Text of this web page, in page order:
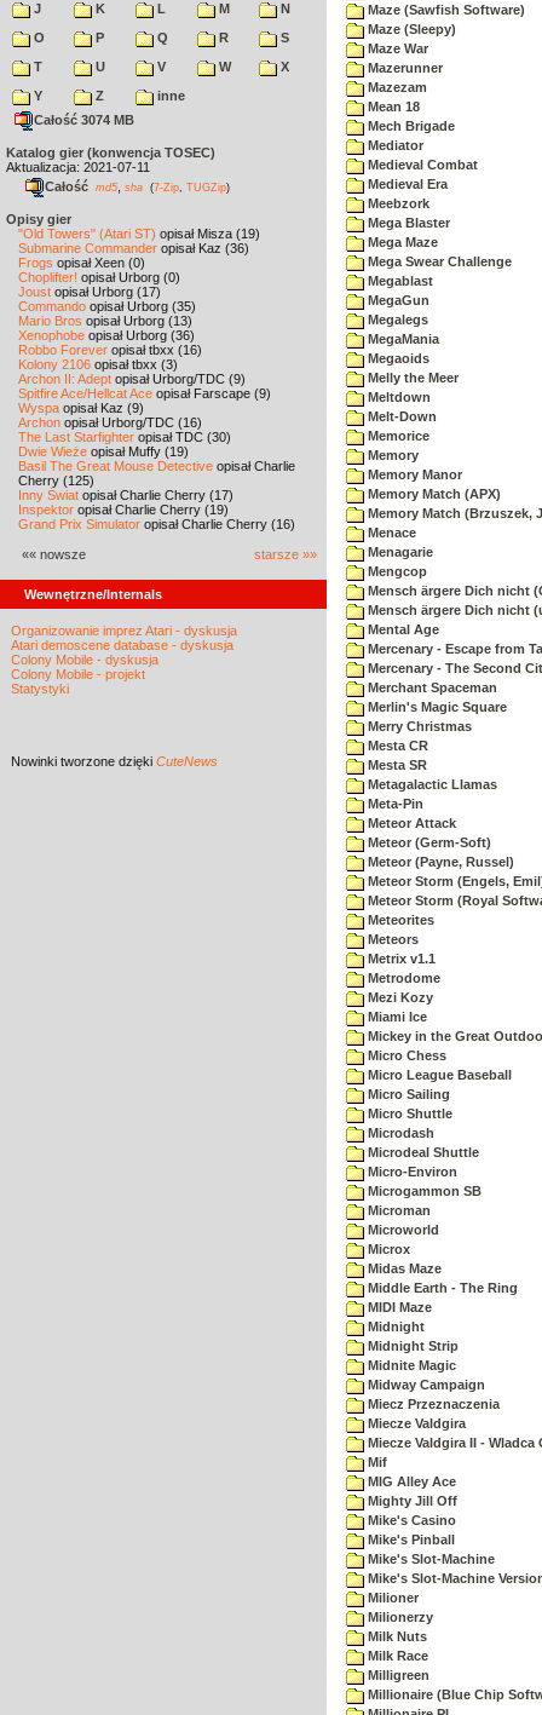
J
K L M
N
O
P Q R
S
T
U V W
X
Y
Z
inne
Całość 3074 MB
Katalog gier (konwencja TOSEC)
Aktualizacja: 2021-07-11
Całość md5 sha (7-Zip TUGZip)
Opisy gier
"Old Towers" (Atari ST) opisał Misza (19)
Submarine Commander opisał Kaz (36)
Frogs opisał Xeen (0)
Choplifter! opisał Urborg (0)
Joust opisał Urborg (17)
Commando opisał Urborg (35)
Mario Bros opisał Urborg (13)
Xenophobe opisał Urborg (36)
Robbo Forever opisał tbxx (16)
Kolony 2106 opisał tbxx (3)
Archon II: Adept opisał Urborg/TDC (9)
Spitfire Ace/Hellcat Ace opisał Farscape (9)
Wyspa opisał Kaz (9)
Archon opisał Urborg/TDC (16)
The Last Starfighter opisał TDC (30)
Dwie Wieże opisał Muffy (19)
Basil The Great Mouse Detective opisał Charlie
Cherry (125)
Inny Świat opisał Charlie Cherry (17)
Inspektor opisał Charlie Cherry (19)
Grand Prix Simulator opisał Charlie Cherry (16)
«« nowsze starsze »»
Wewnętrzne/Internals
Organizowanie imprez Atari - dyskusja
Atari demoscene database - dyskusja
Colony Mobile - dyskusja
Colony Mobile - projekt
Statystyki
Nowinki tworzone dzięki CuteNews
Maze (Sawfish Software)
Maze (Sleepy)
Maze War
Mazerunner
Mazezam
Mean 18
Mech Brigade
Mediator
Medieval Combat
Medieval Era
Meebzork
Mega Blaster
Mega Maze
Mega Swear Challenge
Megablast
MegaGun
Megalegs
MegaMania
Megaoids
Melly the Meer
Meltdown
Melt-Down
Memorice
Memory
Memory Manor
Memory Match (APX)
Memory Match (Brzuszek,
Menace
Menagarie
Mengcop
Mensch ärgere Dich nicht
Mensch ärgere Dich nicht
Mental Age
Mercenary - Escape from
Mercenary - The Second
Merchant Spaceman
Merlin's Magic Square
Merry Christmas
Mesta CR
Mesta SR
Metagalactic Llamas
Meta-Pin
Meteor Attack
Meteor (Germ-Soft)
Meteor (Payne, Russel)
Meteor Storm (Engels,
Meteor Storm (Royal
Meteorites
Meteors
Metrix v1.1
Metrodome
Mezi Kozy
Miami Ice
Mickey in the Great
Micro Chess
Micro League Baseball
Micro Sailing
Micro Shuttle
Microdash
Microdeal Shuttle
Micro-Environ
Microgammon SB
Microman
Microworld
Microx
Midas Maze
Middle Earth - The Ring
MIDI Maze
Midnight
Midnight Strip
Midnite Magic
Midway Campaign
Miecz Przeznaczenia
Miecze Valdgira
Miecze Valdgira II - Wladca
Mif
MIG Alley Ace
Mighty Jill Off
Mike's Casino
Mike's Pinball
Mike's Slot-Machine
Mike's Slot-Machine
Milioner
Milionerzy
Milk Nuts
Milk Race
Milligreen
Millionaire (Blue Chip